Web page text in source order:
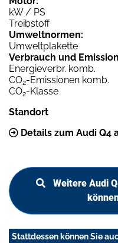
kW / PS
Treibstoff
Umweltnormen:
Umweltplakette
Verbrauch und
Energieverbr. komb.
CO2-Emissionen komb.
CO2-Klasse
Standort
Details zum Audi Q4
Weitere Audi
Stattdessen können Sie